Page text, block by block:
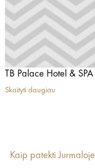
TB Palace Hotel & SPA
Skaityti daugiau
Kaip patekti Jurmaloje